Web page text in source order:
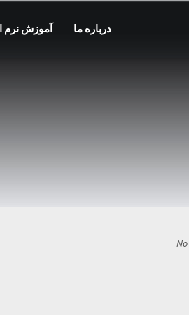
درباره ما آموزش نرم